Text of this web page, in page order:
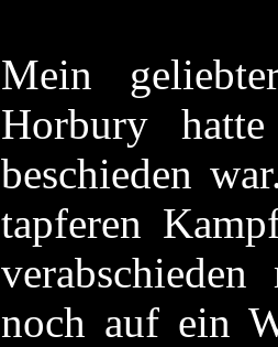
Mein
Horbury
beschieden
tapferen
noch auf ein